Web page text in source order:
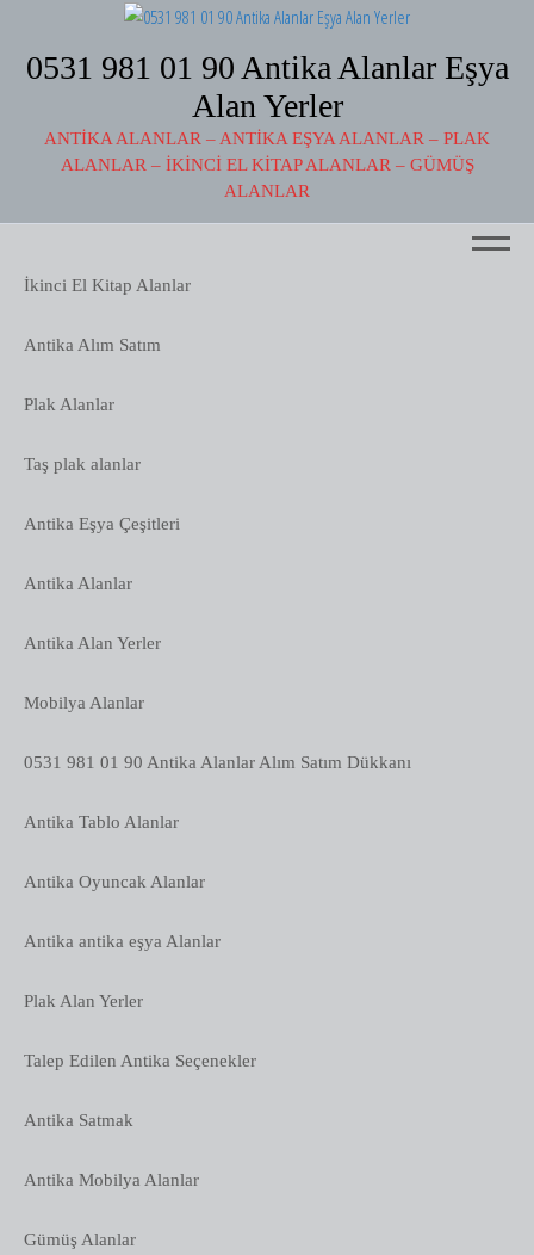
0531 981 01 90 Antika Alanlar Eşya
Alan Yerler
ANTIKA ALANLAR – ANTIKA EŞYA ALANLAR – PLAK
ALANLAR – İKINCI EL KITAP ALANLAR – GÜMÜŞ
ALANLAR
İkinci El Kitap Alanlar
Antika Alım Satım
Plak Alanlar
Taş plak alanlar
Antika Eşya Çeşitleri
Antika Alanlar
Antika Alan Yerler
Mobilya Alanlar
0531 981 01 90 Antika Alanlar Alım Satım Dükkanı
Antika Tablo Alanlar
Antika Oyuncak Alanlar
Antika antika eşya Alanlar
Plak Alan Yerler
Talep Edilen Antika Seçenekler
Antika Satmak
Antika Mobilya Alanlar
Gümüş Alanlar